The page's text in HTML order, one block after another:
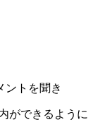
ントを聞き
ができるように